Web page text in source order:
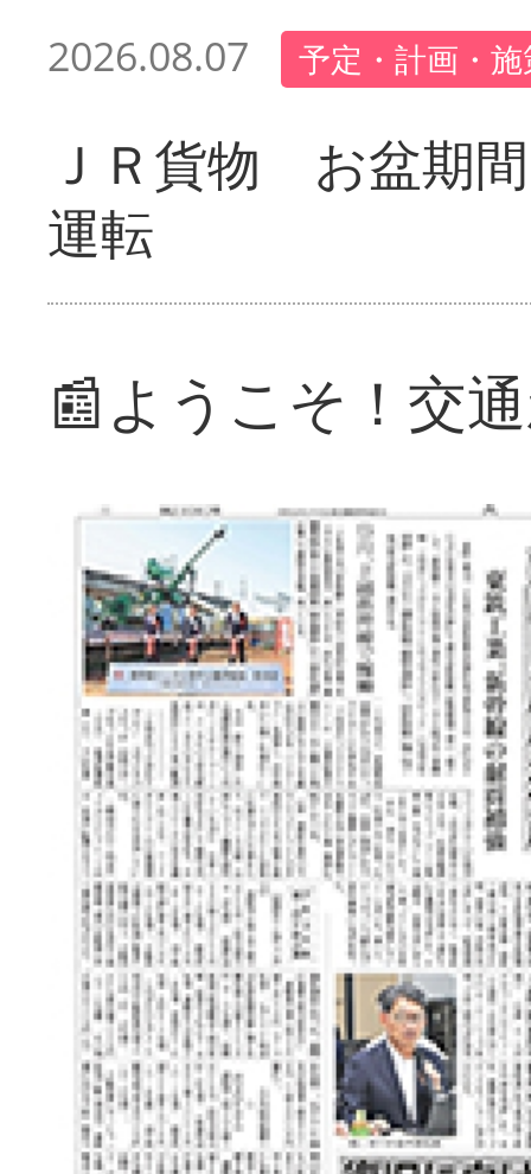
2026.08.07 予定・計画・
ＪＲ貨物 お盆期
運転
📰ようこそ！交